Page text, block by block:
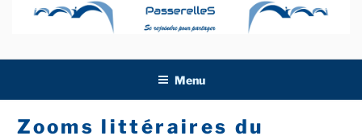
Menu
Zooms littéraires du